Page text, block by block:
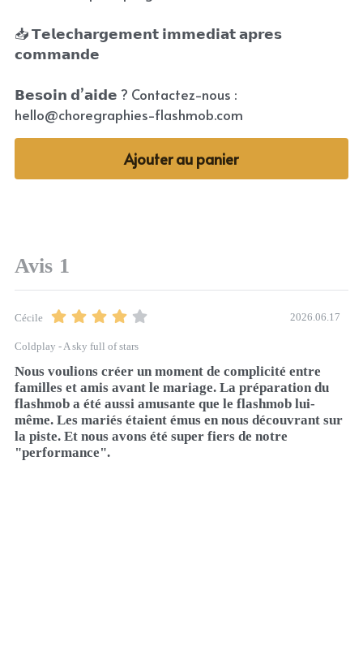
📥 𝗧𝗲𝗹𝗲𝗰𝗵𝗮𝗿𝗴𝗲𝗺𝗲𝗻𝘁 𝗶𝗺𝗺𝗲𝗱𝗶𝗮𝘁 𝗮𝗽𝗿𝗲𝘀
𝗰𝗼𝗺𝗺𝗮𝗻𝗱𝗲
𝗕𝗲𝘀𝗼𝗶𝗻 𝗱’𝗮𝗶𝗱𝗲 ? Contactez-nous :
hello@choregraphies-flashmob.com
Ajouter au panier
Avis 1
Cécile 2026.06.17
Coldplay - A sky full of stars
Nous voulions créer un moment de complicité entre
familles et amis avant le mariage. La préparation du
flashmob a été aussi amusante que le flashmob lui-
même. Les mariés étaient émus en nous découvrant sur
la piste. Et nous avons été super fiers de notre
"performance".